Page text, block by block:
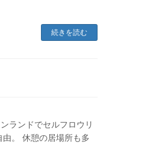
続きを読む
ランドでセルフロウリ
。 休憩の居場所も多